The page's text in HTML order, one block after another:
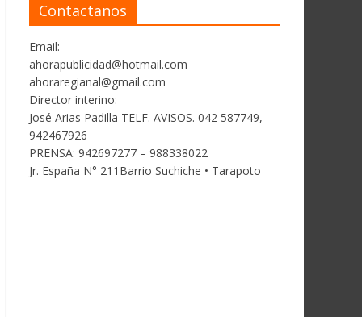
Contactanos
Email:
ahorapublicidad@hotmail.com
ahoraregianal@gmail.com
Director interino:
José Arias Padilla TELF. AVISOS. 042 587749,
942467926
PRENSA: 942697277 – 988338022
Jr. España N° 211Barrio Suchiche • Tarapoto